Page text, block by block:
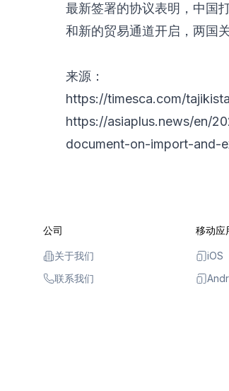
最新签署的协议表明，中国
和新的贸易通道开启，两国
来源：
https://timesca.com/
https://asiaplus.news/en/
document-on-import-and-
公司
关于我们
联系我们
移动应
iOS